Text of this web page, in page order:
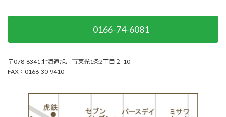
0166-74-6081
〒078-8341 北海道旭川市東光1条2丁目２-10
FAX：0166-30-9410